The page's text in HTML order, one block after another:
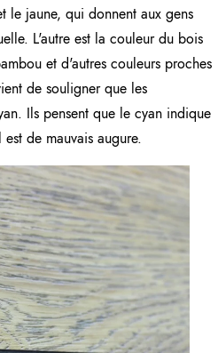
le jaune, qui donnent aux gens
L'autre est la couleur du bois
et d'autres couleurs proches
de souligner que les
Ils pensent que le cyan indique
de mauvais augure.